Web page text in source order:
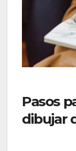
Pasos
dibujar